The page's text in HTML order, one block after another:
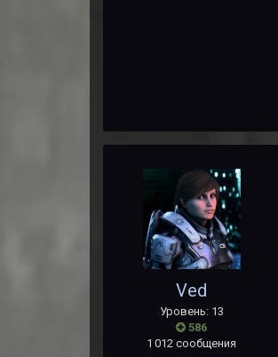
Ved
Уровень: 13
586
1 012 сообщения